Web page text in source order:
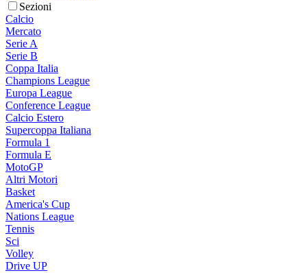
Sezioni
Calcio
Mercato
Serie A
Serie B
Coppa Italia
Champions League
Europa League
Conference League
Calcio Estero
Supercoppa Italiana
Formula 1
Formula E
MotoGP
Altri Motori
Basket
America's Cup
Nations League
Tennis
Sci
Volley
Drive UP